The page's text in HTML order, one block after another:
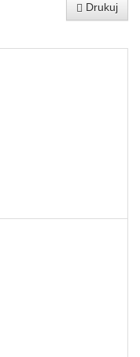
Drukuj